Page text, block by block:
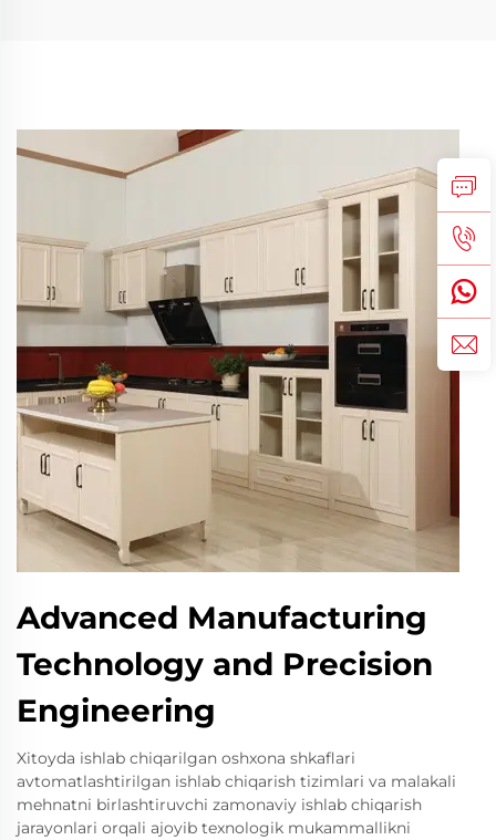
Advanced Manufacturing
Technology and Precision
Engineering
Xitoyda ishlab chiqarilgan oshxona shkaflari
avtomatlashtirilgan ishlab chiqarish tizimlari va malakali
mehnatni birlashtiruvchi zamonaviy ishlab chiqarish
jarayonlari orqali ajoyib texnologik mukammallikni